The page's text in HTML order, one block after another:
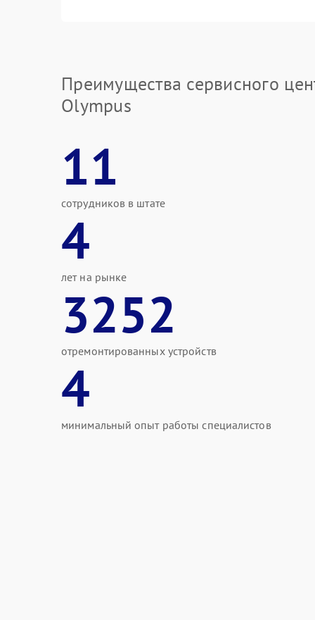
Преимущества сервисного
Olympus
11
сотрудников в штате
4
лет на рынке
3252
отремонтированных устройств
4
минимальный опыт работы специалистов